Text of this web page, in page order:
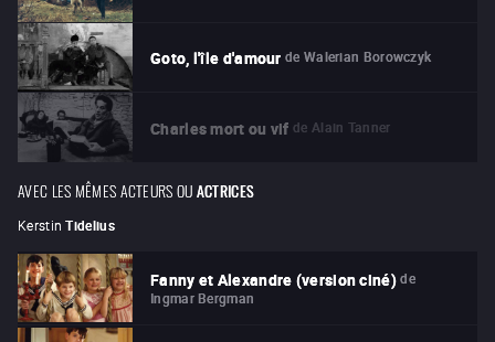
Goto, l'île d'amour de Walerian Borowczyk
Charles mort ou vif de Alain Tanner
AVEC LES MÊMES ACTEURS OUACTRICES
Kerstin Tidelius
Fanny et Alexandre (version ciné) de
Ingmar Bergman